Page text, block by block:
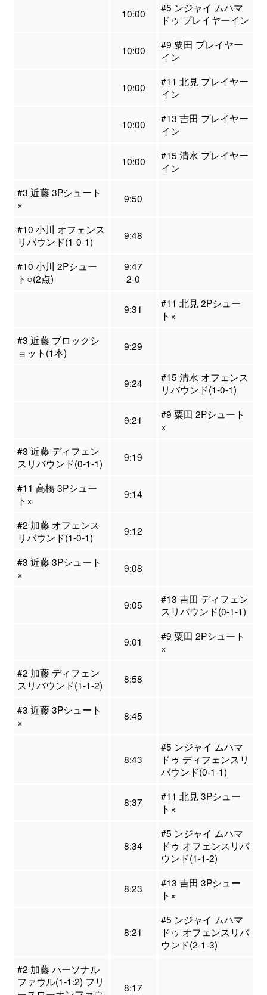
10:00
#5 ンジャイ ムハマ
ドゥ プレイヤーイン
10:00
#9 粟田 プレイヤー
イン
10:00
#11 北見 プレイヤー
イン
10:00
#13 吉田 プレイヤー
イン
10:00
#15 清水 プレイヤー
イン
#3 近藤 3Pシュート
×
9:50
#10 小川 オフェンス
リバウンド(1-0-1)
9:48
#10 小川 2Pシュー
ト○(2点)
9:47
2-0
9:31
#11 北見 2Pシュー
ト×
#3 近藤 ブロックシ
ョット(1本)
9:29
9:24
#15 清水 オフェンス
リバウンド(1-0-1)
9:21
#9 粟田 2Pシュート
×
#3 近藤 ディフェン
スリバウンド(0-1-1)
9:19
#11 高橋 3Pシュー
ト×
9:14
#2 加藤 オフェンス
リバウンド(1-0-1)
9:12
#3 近藤 3Pシュート
×
9:08
9:05
#13 吉田 ディフェン
スリバウンド(0-1-1)
9:01
#9 粟田 2Pシュート
×
#2 加藤 ディフェン
スリバウンド(1-1-2)
8:58
#3 近藤 3Pシュート
×
8:45
8:43
#5 ンジャイ ムハマ
ドゥ ディフェンスリ
バウンド(0-1-1)
8:37
#11 北見 3Pシュー
ト×
8:34
#5 ンジャイ ムハマ
ドゥ オフェンスリバ
ウンド(1-1-2)
8:23
#13 吉田 3Pシュー
ト×
8:21
#5 ンジャイ ムハマ
ドゥ オフェンスリバ
ウンド(2-1-3)
#2 加藤 パーソナル
ファウル(1-1:2) フリ
8:17